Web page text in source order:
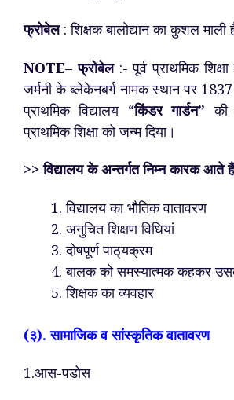
फ्रोबेल: शिक्षक बालोद्यान का कुशल माली
NOTE–फ्रोबेल:- पूर्व प्राथमिक
जर्मनी के ब्लेकेनबर्ग नामक स्थान पर
प्राथमिक विद्यालय “किंडर गार्डन” की
प्राथमिक शिक्षा को जन्म दिया।
>> विद्यालय के अन्तर्गत निम्न कारक आते
विद्यालय का भौतिक वातावरण
अनुचित शिक्षण विधियां
दोषपूर्ण पाठ्‌यक्रम
बालक को समस्यात्मक कहकर
शिक्षक का व्यवहार
(३). सामाजिक व सांस्कृतिक वातावरण
1.आस-पडोस